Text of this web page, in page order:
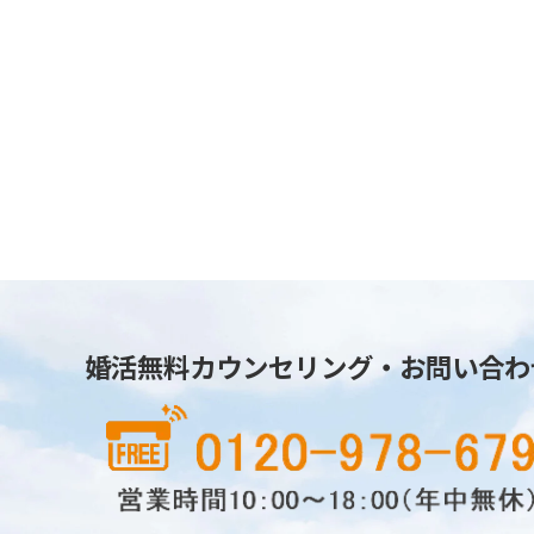
婚活無料カウンセリング・お問い合